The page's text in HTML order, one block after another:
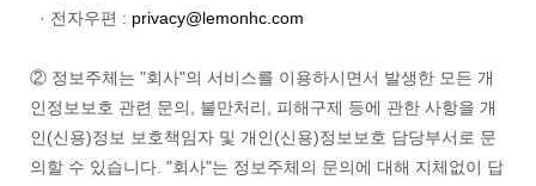
· 전자우편 : privacy@lemonhc.com
② 정보주체는 "회사"의 서비스를 이용하시면서 발생한 모든 개
인정보보호 관련 문의, 불만처리, 피해구제 등에 관한 사항을 개
인(신용)정보 보호책임자 및 개인(신용)정보보호 담당부서로 문
의할 수 있습니다. "회사"는 정보주체의 문의에 대해 지체없이 답